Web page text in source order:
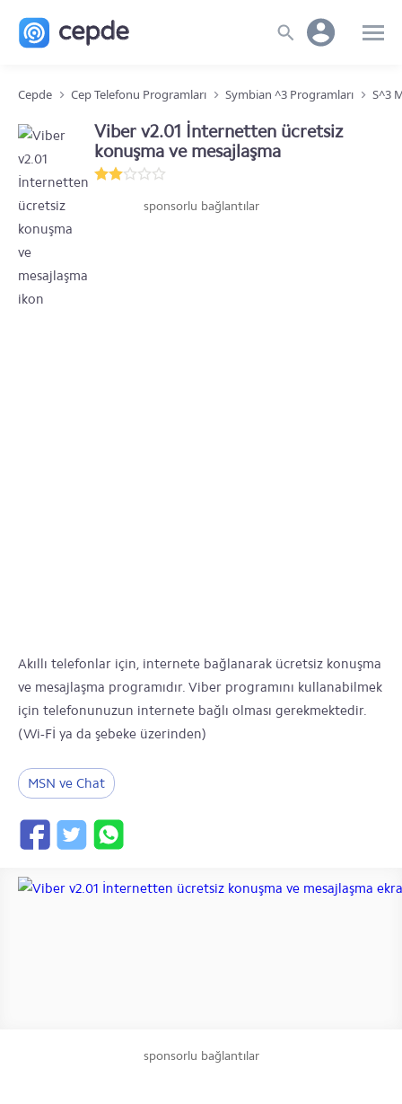
Cepde Cep Telefonu Programları Symbian ^3 Programları S^3
Viber v2.01 İnternetten ücretsiz
konuşma ve mesajlaşma
sponsorlu bağlantılar
Akıllı telefonlar için, internete bağlanarak ücretsiz konuşma
ve mesajlaşma programıdır. Viber programını kullanabilmek
için telefonunuzun internete bağlı olması gerekmektedir.
(Wi-Fİ ya da şebeke üzerinden)
MSN ve Chat
sponsorlu bağlantılar